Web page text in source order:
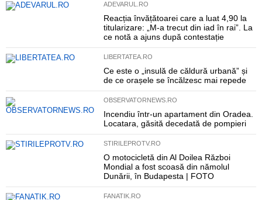
ADEVARUL.RO
Reacția învățătoarei care a luat 4,90 la
titularizare: „M-a trecut din iad în rai”. La
ce notă a ajuns după contestație
LIBERTATEA.RO
Ce este o „insulă de căldură urbană” și
de ce orașele se încălzesc mai repede
OBSERVATORNEWS.RO
Incendiu într-un apartament din Oradea.
Locatara, găsită decedată de pompieri
STIRILEPROTV.RO
O motocicletă din Al Doilea Război
Mondial a fost scoasă din nămolul
Dunării, în Budapesta | FOTO
FANATIK.RO